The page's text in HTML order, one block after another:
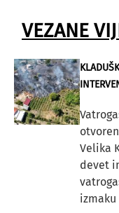
VEZANE
Velika
devet
izmaku